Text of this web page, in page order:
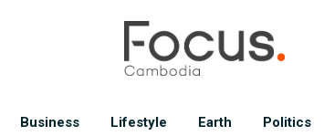
Business Lifestyle Earth Politics